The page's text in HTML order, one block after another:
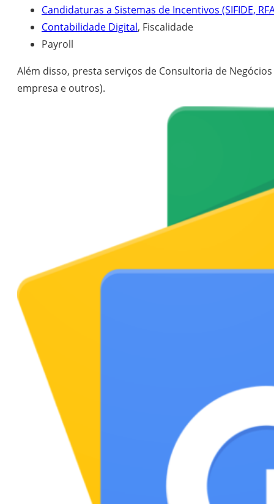
Candidaturas a Sistemas de Incentivos (SIFIDE,
Contabilidade Digital, Fiscalidade
Payroll
Além disso, presta serviços de Consultoria de
empresa e outros).